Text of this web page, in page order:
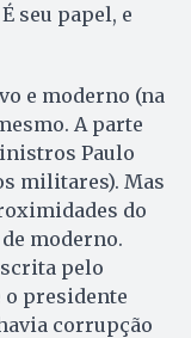
seu papel, e
e moderno (na
A parte
Paulo
militares). Mas
do
moderno.
pelo
o presidente
corrupção